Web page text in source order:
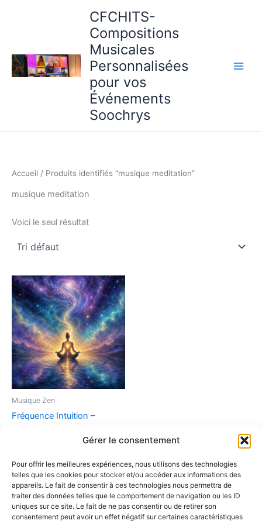
Gérer le consentement
Pour offrir les meilleures expériences, nous utilisons des technologies
telles que les cookies pour stocker et/ou accéder aux informations des
appareils. Le fait de consentir à ces technologies nous permettra de
traiter des données telles que le comportement de navigation ou les ID
uniques sur ce site. Le fait de ne pas consentir ou de retirer son
consentement peut avoir un effet négatif sur certaines caractéristiques
CFCHITS-
Compositions
Musicales
Personnalisées
pour vos
Événements
Soochrys
Accueil / Produits identifiés “musique meditation”
musique meditation
Voici le seul résultat
Musique Zen
Fréquence Intuition –
9,90 €
Ajouter au panier